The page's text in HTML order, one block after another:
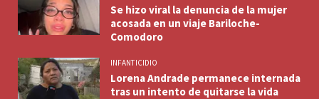
Se hizo viral la denuncia de la mujer
acosada en un viaje Bariloche-
Comodoro
INFANTICIDIO
Lorena Andrade permanece internada
tras un intento de quitarse la vida